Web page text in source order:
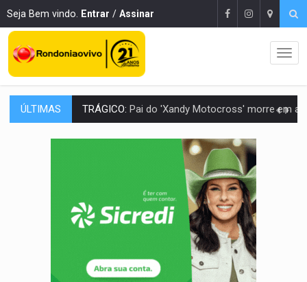
Seja Bem vindo. Entrar / Assinar
ÚLTIMAS VÍDEO:Motorista de caminhonete morre preso às ferragens em colisão
LAZER:Seis lugares gratuitos para aproveitar o fim de semana
FTICCO e Força Tática prendem membro do CV com arma e drogas
Prefeitura fortalece parceria com a APAE para ampliar ações
DEFESA:Exército testa inovações no combate a drones durante
TEMAS SOCIOAMBIENTAIS:Em Itapuã do Oeste, CINEMAZÔNIA leva cinema
PREVISÃO:Interior de Rondônia terá sábado (8) de calor intenso